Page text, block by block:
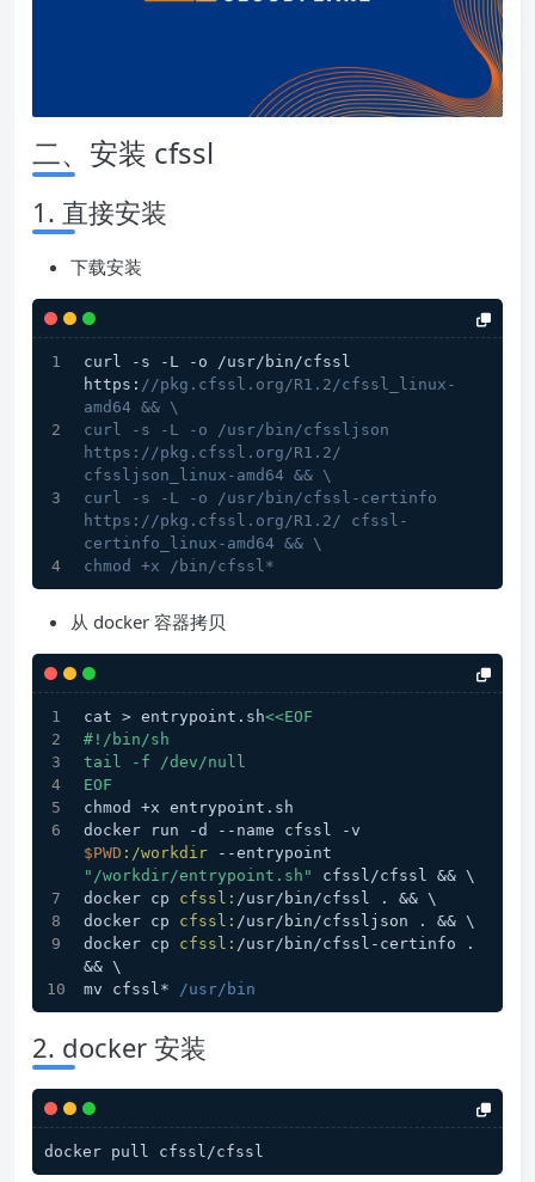
二、安装 cfssl
1. 直接安装
下载安装
curl -s -L -o /usr/bin/cfssl
https: //pkg.cfssl.org/R1.2/cfssl_linux-
amd64 && \
curl -s -L -o /usr/bin/cfssljson
https://pkg.cfssl.org/R1.2/
cfssljson_linux-amd64 && \
curl -s -L -o /usr/bin/cfssl-certinfo
https://pkg.cfssl.org/R1.2/ cfssl-
certinfo_linux-amd64 && \
chmod +x /bin/cfssl*
从 docker 容器拷贝
cat > entrypoint.sh<<EOF
#!/bin/sh
tail -f /dev/null
EOF
chmod +x entrypoint.sh
$PWD :/workdir
"/workdir/entrypoint.sh"
cfssl/cfssl && \
docker cp cfssl: /usr/bin/cfssl . && \
docker cp cfssl: /usr/bin/cfssljson . && \
docker cp cfssl: /usr/bin/cfssl-certinfo .
&& \
mv cfssl*
/usr/bin
2. docker 安装
docker pull cfssl/cfssl